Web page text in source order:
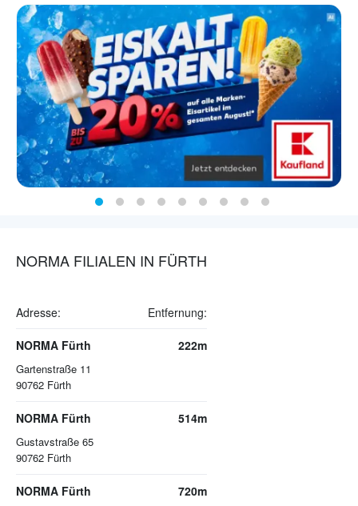
NORMA FILIALEN IN FÜRTH
Adresse: Entfernung:
NORMA Fürth
Gartenstraße 11
90762 Fürth
222m
NORMA Fürth
Gustavstraße 65
90762 Fürth
514m
NORMA Fürth 720m